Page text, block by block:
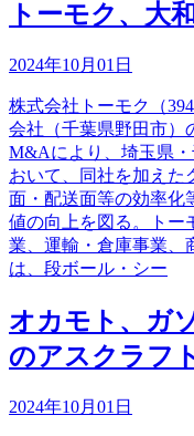
トーモク、大
2024年10月01日
株式会社トーモク（
会社（千葉県野田市）
M&Aにより、埼玉県
おいて、同社を加えた
面・配送面等の効率化
値の向上を図る。トー
業、運輸・倉庫事業、
は、段ボール・シー
オカモト、ガ
のアスクラフ
2024年10月01日